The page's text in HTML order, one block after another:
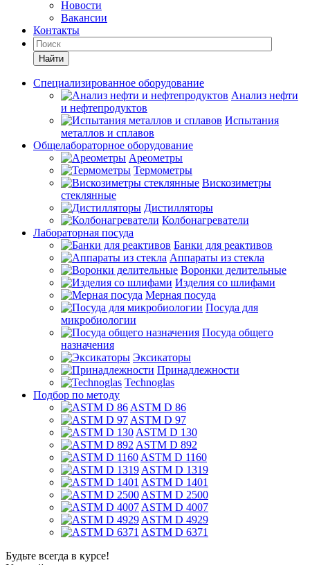
Новости
Вакансии
Контакты
Найти
Специализированное оборудование
Анализ нефти
и нефтепродуктов
Испытания
металлов и сплавов
Общелабораторное оборудование
Ареометры
Термометры
Вискозиметры
стеклянные
Дистилляторы
Колбонагреватели
Лабораторная посуда
Банки для реактивов
Аппараты из стекла
Воронки делительные
Изделия со шлифами
Мерная посуда
Посуда для
микробиологии
Посуда общего
назначения
Эксикаторы
Принадлежности
Technoglas
Подбор по методу
ASTM D 86
ASTM D 97
ASTM D 130
ASTM D 892
ASTM D 1160
ASTM D 1319
ASTM D 1401
ASTM D 2500
ASTM D 4007
ASTM D 4929
ASTM D 6371
Будьте всегда в курсе!